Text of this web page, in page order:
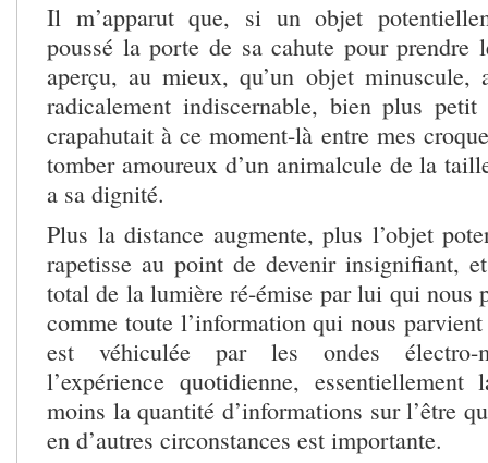
Il m’apparut que, si un objet
poussé la porte de sa cahute pour prendre
aperçu, au mieux, qu’un objet minuscule,
radicalement indiscernable, bien plus
crapahutait à ce moment-là entre mes
tomber amoureux d’un animalcule de la
a sa dignité.
Plus la distance augmente, plus l’objet
rapetisse au point de devenir insignifiant,
total de la lumière ré-émise par lui qui nous
comme toute l’information qui nous
est véhiculée par les ondes électro-
l’expérience quotidienne,
moins la quantité d’informations sur l’être
en d’autres circonstances est importante.